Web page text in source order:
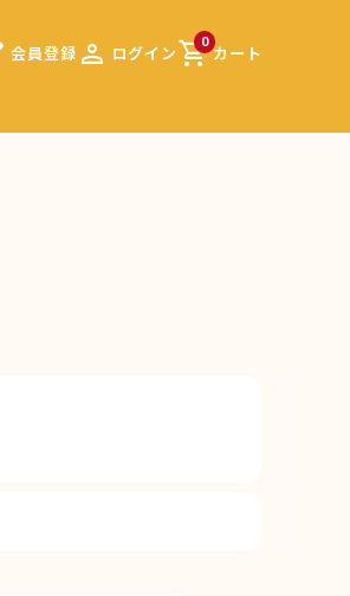
会員登録 person ログイン 0
shopping_cartカート